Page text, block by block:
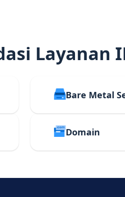
Layanan
Bare Metal
Domain